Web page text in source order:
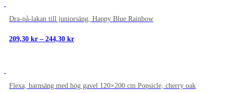
Dra-på-lakan till juniorsäng, Happy Blue Rainbow
209,30 kr – 244,30 krPrisintervall:
Flexa, barnsäng med hög gavel 120×200 cm Popsicle, cherry oak